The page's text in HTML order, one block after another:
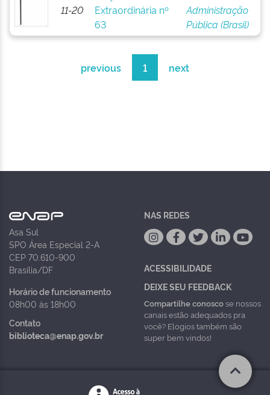
11-20
Extraordinária nº
63
Administração
Pública (Brasil)
previous 1 next
Asa Sul
SPO Área Especial 2-A
CEP 70.610-900
Brasília/DF
Horário de funcionamento
08h00 às 18h00
Contato
biblioteca@enap.gov.br
NAS REDES
ACESSIBILIDADE
DEIXE SEU FEEDBACK
Compartilhe conoscose nossos
canais estão adequados pra
você? Elogios também são
super bem vindos!